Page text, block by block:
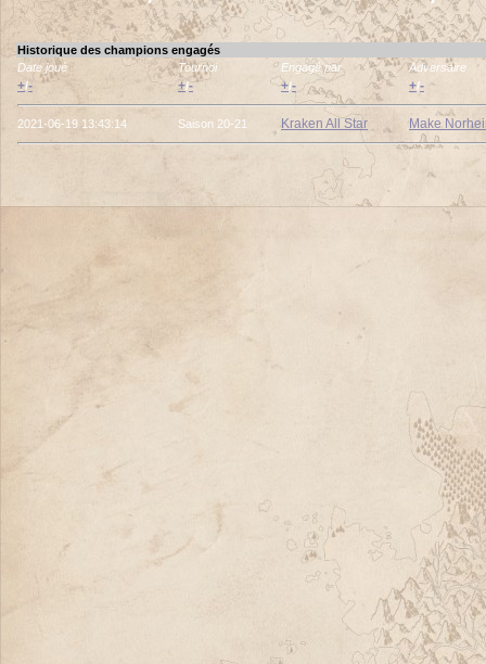
Historique des champions engagés
Date joué
Tournoi Engagé par Adversaire
+/- +/- +/- +/-
2021-06-19 13:43:14 Saison 20-21 Kraken All Star Make